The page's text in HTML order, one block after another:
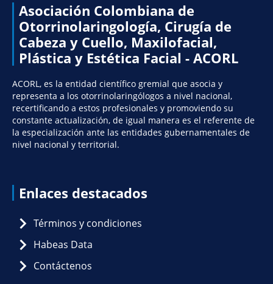
Asociación Colombiana de
Otorrinolaringología, Cirugía de
Cabeza y Cuello, Maxilofacial,
Plástica y Estética Facial - ACORL
ACORL, es la entidad científico gremial que asocia y
representa a los otorrinolaringólogos a nivel nacional,
recertificando a estos profesionales y promoviendo su
constante actualización, de igual manera es el referente de
la especialización ante las entidades gubernamentales de
nivel nacional y territorial.
Enlaces destacados
Términos y condiciones
Habeas Data
Contáctenos